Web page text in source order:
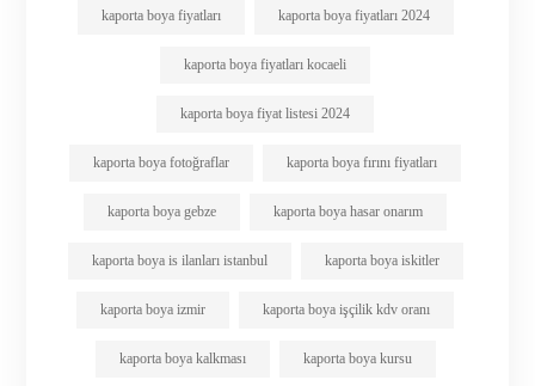
kaporta boya fiyatları kaporta boya fiyatları 2024
kaporta boya fiyatları kocaeli
kaporta boya fiyat listesi 2024
kaporta boya fotoğraflar kaporta boya fırını fiyatları
kaporta boya gebze kaporta boya hasar onarım
kaporta boya is ilanları istanbul kaporta boya iskitler
kaporta boya izmir kaporta boya işçilik kdv oranı
kaporta boya kalkması kaporta boya kursu